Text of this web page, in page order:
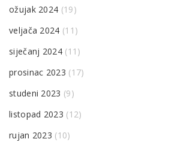
ožujak 2024 (19)
veljača 2024 (11)
siječanj 2024(11)
prosinac 2023 (17)
studeni 2023 (9)
listopad 2023 (12)
rujan 2023 (10)